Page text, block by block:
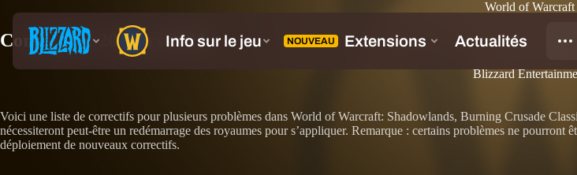
World of Warcraft
Correctifs : 20 mars 2023
Blizzard
Voici une liste de correctifs pour plusieurs problèmes dans World of Warcraft: Shadowlands, Burning Crusade
nécessiteront peut-être un redémarrage des royaumes pour s’appliquer. Remarque : certains problèmes ne
déploiement de nouveaux correctifs.